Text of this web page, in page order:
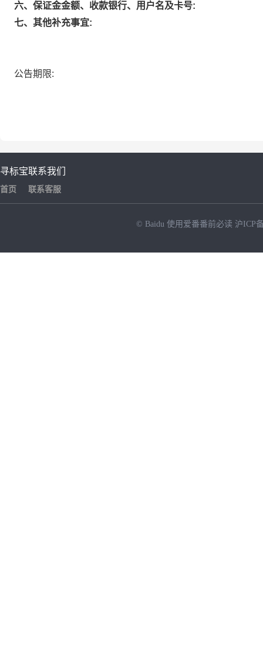
六、保证金金额、收款银行、用户名及卡号:
七、其他补充事宜:
公告期限:
寻标宝
首页
联系我们
联系客服
© Baidu 使用爱番番前必读 沪ICP